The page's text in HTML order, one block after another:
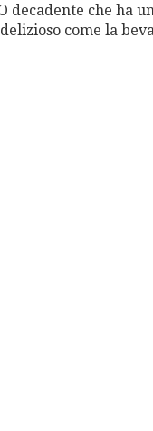
decadente che ha
come la